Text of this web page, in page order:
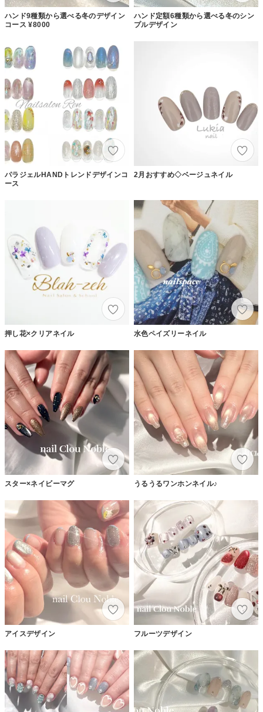
ハンド9種類から選べる冬のデザイン
コース ¥8000
ハンド定額6種類から選べる冬のシン
プルデザイン
パラジェルHANDトレンドデザインコ
ース
2月おすすめ◇ベージュネイル
押し花×クリアネイル 水色ペイズリーネイル
スター×ネイビーマグ うるうるワンホンネイル♪
アイスデザイン フルーツデザイン